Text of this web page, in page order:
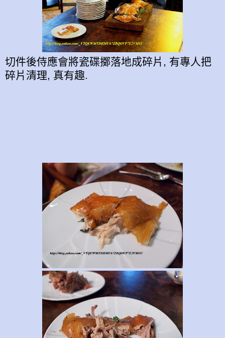
切件後侍應會將瓷碟擲落地成碎片, 有專人把
碎片清理, 真有趣.